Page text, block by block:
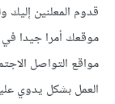
قدوم المعلنين
موقعك أمرا جيدا في
مواقع التواصل
العمل بشكل يدوي